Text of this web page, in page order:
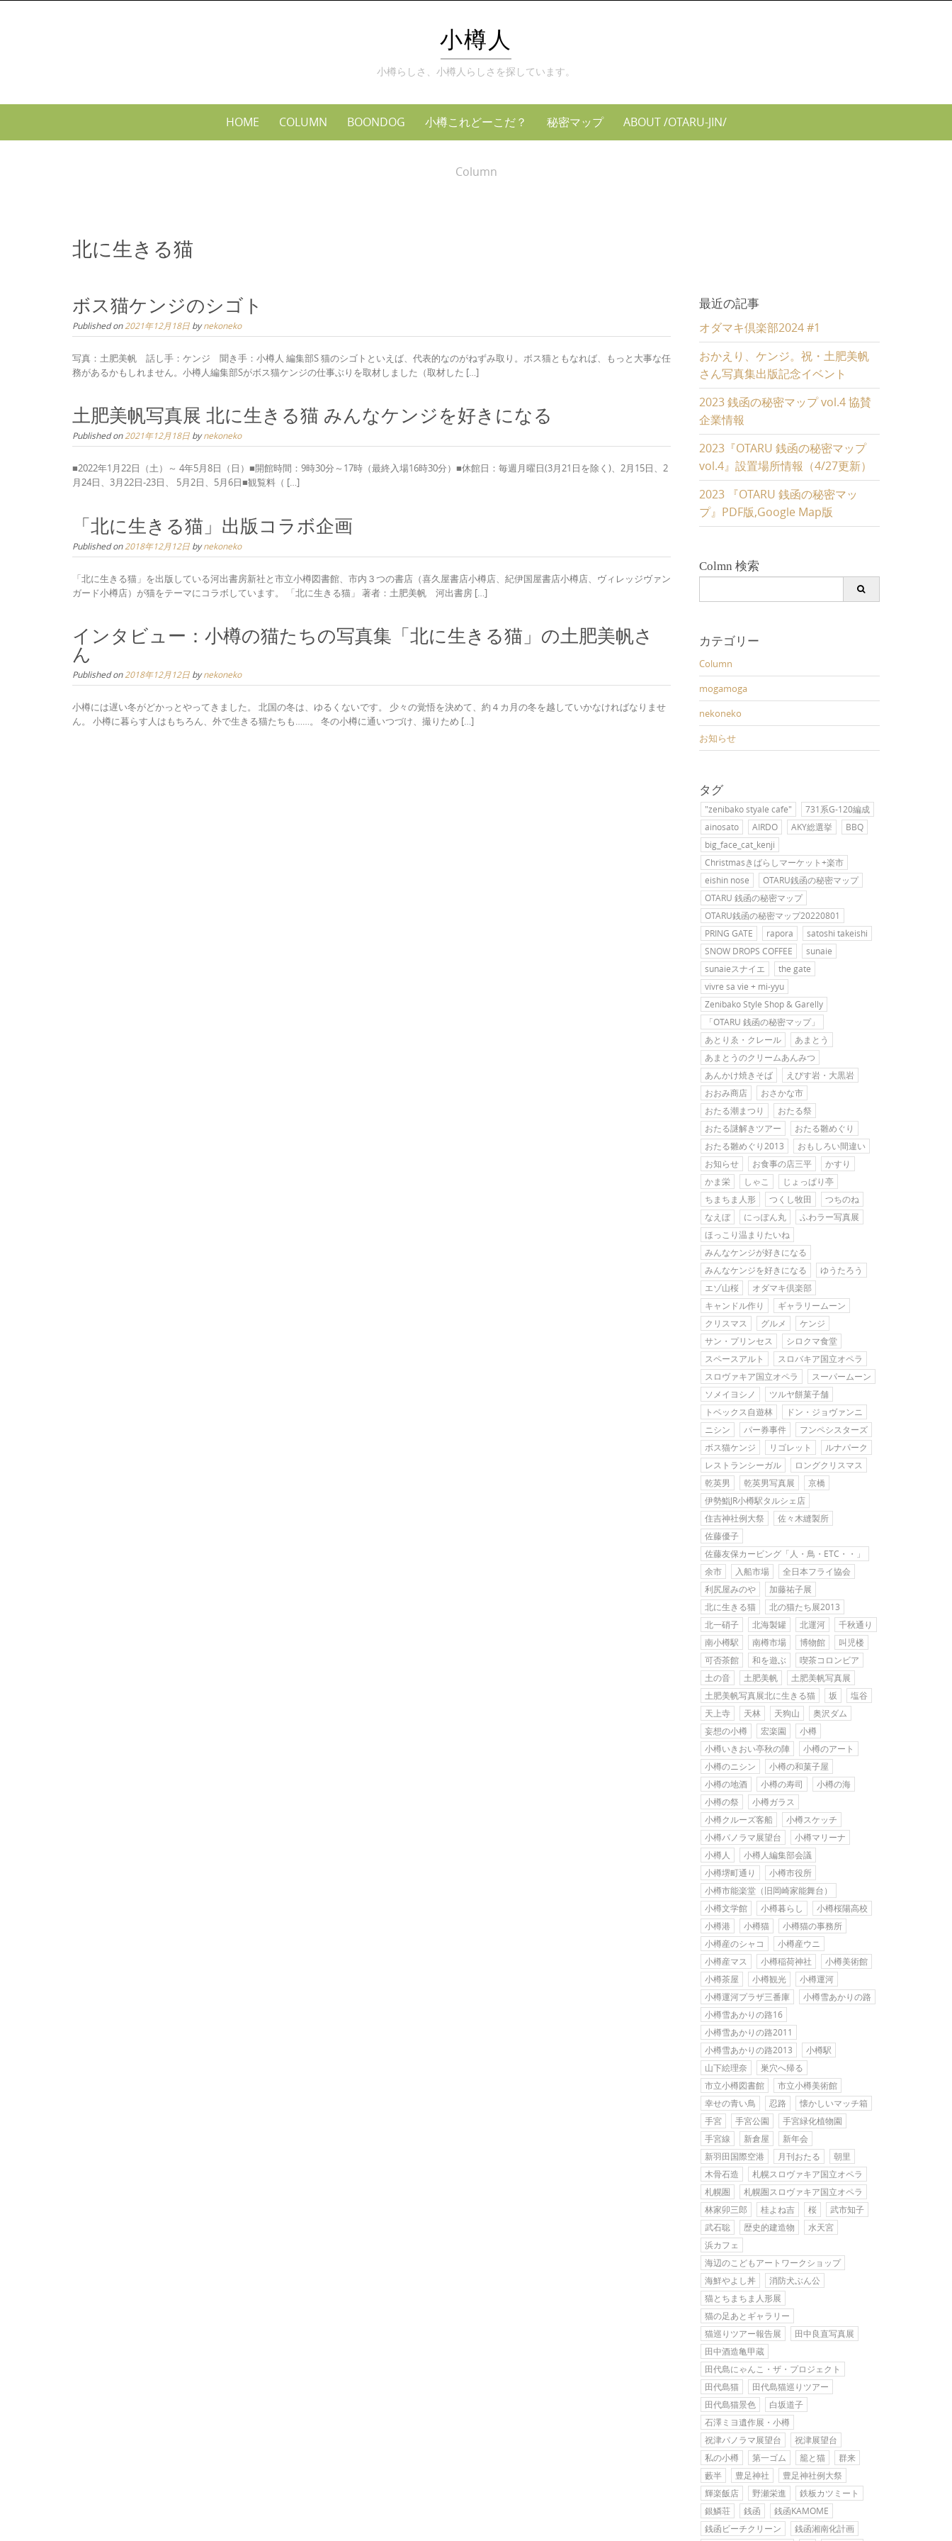
小樽人
小樽らしさ、小樽人らしさを探しています。
HOME COLUMN BOONDOG 小樽これどーこだ？ 秘密マップ ABOUT /OTARU-JIN/
Column
北に生きる猫
ボス猫ケンジのシゴト
Published on2021年12月18日 bynekoneko
写真：土肥美帆 話し手：ケンジ 聞き手：小樽人 編集部S 猫のシゴトといえば、代表的なのがねずみ取り。ボス猫ともなれば、もっと大事な任
務があるかもしれません。小樽人編集部Sがボス猫ケンジの仕事ぶりを取材しました（取材した […]
土肥美帆写真展 北に生きる猫 みんなケンジを好きになる
Published on2021年12月18日 bynekoneko
■2022年1月22日（土）～ 4年5月8日（日）■開館時間：9時30分～17時（最終入場16時30分）■休館日：毎週月曜日(3月21日を除く)、2月15日、2
月24日、3月22日-23日、 5月2日、5月6日■観覧料（ […]
「北に生きる猫」出版コラボ企画
Published on2018年12月12日 bynekoneko
「北に生きる猫」を出版している河出書房新社と市立小樽図書館、市内３つの書店（喜久屋書店小樽店、紀伊国屋書店小樽店、ヴィレッジヴァン
ガード小樽店）が猫をテーマにコラボしています。 「北に生きる猫」 著者：土肥美帆 河出書房 […]
インタビュー：小樽の猫たちの写真集「北に生きる猫」の土肥美帆さ
ん
Published on2018年12月12日 bynekoneko
小樽には遅い冬がどかっとやってきました。 北国の冬は、ゆるくないです。 少々の覚悟を決めて、約４カ月の冬を越していかなければなりませ
ん。 小樽に暮らす人はもちろん、外で生きる猫たちも……。 冬の小樽に通いつづけ、撮りため […]
最近の記事
オダマキ倶楽部2024 #1
おかえり、ケンジ。祝・土肥美帆
さん写真集出版記念イベント
2023 銭函の秘密マップ vol.4 協賛
企業情報
2023『OTARU 銭函の秘密マップ
vol.4』設置場所情報（4/27更新）
2023 『OTARU 銭函の秘密マッ
プ』PDF版,Google Map版
Colmn 検索
カテゴリー
Column
mogamoga
nekoneko
お知らせ
タグ
"zenibako styale cafe"
731系G-120編成
ainosato
AIRDO AKY総選挙
BBQ
big_face_cat_kenji
Christmasきばらしマーケット+楽市
eishin nose
OTARU銭函の秘密マップ
OTARU 銭函の秘密マップ
OTARU銭函の秘密マップ20220801
PRING GATE
rapora
satoshi takeishi
SNOW DROPS COFFEE
sunaie
sunaieスナイエ
the gate
vivre sa vie + mi-yyu
Zenibako Style Shop & Garelly
「OTARU 銭函の秘密マップ」
あとりゑ・クレール
あまとう
あまとうのクリームあんみつ
あんかけ焼きそば
えびす岩・大黒岩
おおみ商店
おさかな市
おたる潮まつり
おたる祭
おたる謎解きツアー
おたる雛めぐり
おたる雛めぐり2013
おもしろい間違い
お知らせ
お食事の店三平
かすり
かま栄
しゃこ
じょっぱり亭
ちまちま人形
つくし牧田
つちのね
なえぼ
にっぽん丸
ふわラー写真展
ほっこり温まりたいね
みんなケンジが好きになる
みんなケンジを好きになる
ゆうたろう
エゾ山桜
オダマキ倶楽部
キャンドル作り
ギャラリームーン
クリスマス
グルメ
ケンジ
サン・プリンセス
シロクマ食堂
スペースアルト
スロバキア国立オペラ
スロヴァキア国立オペラ
スーパームーン
ソメイヨシノ
ツルヤ餅菓子舗
トベックス自遊林
ドン・ジョヴァンニ
ニシン
パー券事件
フンペシスターズ
ボス猫ケンジ
リゴレット
ルナパーク
レストランシーガル
ロングクリスマス
乾英男
乾英男写真展
京橋
伊勢鮨JR小樽駅タルシェ店
住吉神社例大祭
佐々木縫製所
佐藤優子
佐藤友保カービング「人・鳥・ETC・・」
余市
入船市場
全日本フライ協会
利尻屋みのや
加藤祐子展
北に生きる猫
北の猫たち展2013
北一硝子
北海製罐 北運河
千秋通り
南小樽駅
南樽市場 博物館
叫児楼
可否茶館
和を遊ぶ
喫茶コロンビア
土の音
土肥美帆
土肥美帆写真展
土肥美帆写真展北に生きる猫
坂
塩谷
天上寺
天林 天狗山
奥沢ダム
妄想の小樽
宏楽園
小樽
小樽いきおい亭秋の陣
小樽のアート
小樽のニシン
小樽の和菓子屋
小樽の地酒
小樽の寿司
小樽の海
小樽の祭
小樽ガラス
小樽クルーズ客船
小樽スケッチ
小樽パノラマ展望台
小樽マリーナ
小樽人
小樽人編集部会議
小樽堺町通り
小樽市役所
小樽市能楽堂（旧岡崎家能舞台）
小樽文学館
小樽暮らし
小樽桜陽高校
小樽港
小樽猫
小樽猫の事務所
小樽産のシャコ
小樽産ウニ
小樽産マス
小樽稲荷神社
小樽美術館
小樽茶屋
小樽観光
小樽運河
小樽運河プラザ三番庫
小樽雪あかりの路
小樽雪あかりの路16
小樽雪あかりの路2011
小樽雪あかりの路2013
小樽駅
山下絵理奈
巣穴へ帰る
市立小樽図書館
市立小樽美術館
幸せの青い鳥
忍路
懐かしいマッチ箱
手宮
手宮公園
手宮緑化植物園
手宮線
新倉屋
新年会
新羽田国際空港
月刊おたる
朝里
木骨石造
札幌スロヴァキア国立オペラ
札幌圏
札幌圏スロヴァキア国立オペラ
林家卯三郎
桂よね吉 桜
武市知子
武石聡
歴史的建造物
水天宮
浜カフェ
海辺のこどもアートワークショップ
海鮮やよし丼
消防犬ぶん公
猫とちまちま人形展
猫の足あとギャラリー
猫巡りツアー報告展
田中良直写真展
田中酒造亀甲蔵
田代島にゃんこ・ザ・プロジェクト
田代島猫
田代島猫巡りツアー
田代島猫景色
白坂道子
石澤ミヨ遺作展・小樽
祝津パノラマ展望台
祝津展望台
私の小樽
第一ゴム 籠と猫
群来
藪半
豊足神社
豊足神社例大祭
輝楽飯店
野瀬栄進
鉄板カツミート
銀鱗荘
銭函
銭函KAMOME
銭函ビーチクリーン
銭函湘南化計画